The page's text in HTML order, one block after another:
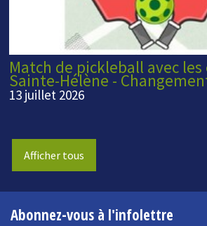
Match de pickleball avec les
Sainte-Hélène -
13 juillet 2026
Afficher tous
Abonnez-vous à l'infolettre